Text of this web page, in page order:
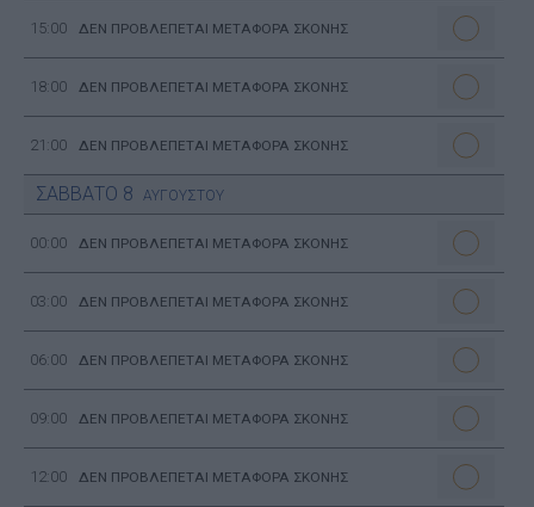
15:00 ΔΕΝ ΠΡΟΒΛΕΠΕΤΑΙ ΜΕΤΑΦΟΡΑ ΣΚΟΝΗΣ
18:00 ΔΕΝ ΠΡΟΒΛΕΠΕΤΑΙ ΜΕΤΑΦΟΡΑ ΣΚΟΝΗΣ
21:00 ΔΕΝ ΠΡΟΒΛΕΠΕΤΑΙ ΜΕΤΑΦΟΡΑ ΣΚΟΝΗΣ
ΣΑΒΒΑΤΟ 8 ΑΥΓΟΥΣΤΟΥ
00:00 ΔΕΝ ΠΡΟΒΛΕΠΕΤΑΙ ΜΕΤΑΦΟΡΑ ΣΚΟΝΗΣ
03:00 ΔΕΝ ΠΡΟΒΛΕΠΕΤΑΙ ΜΕΤΑΦΟΡΑ ΣΚΟΝΗΣ
06:00 ΔΕΝ ΠΡΟΒΛΕΠΕΤΑΙ ΜΕΤΑΦΟΡΑ ΣΚΟΝΗΣ
09:00 ΔΕΝ ΠΡΟΒΛΕΠΕΤΑΙ ΜΕΤΑΦΟΡΑ ΣΚΟΝΗΣ
12:00 ΔΕΝ ΠΡΟΒΛΕΠΕΤΑΙ ΜΕΤΑΦΟΡΑ ΣΚΟΝΗΣ